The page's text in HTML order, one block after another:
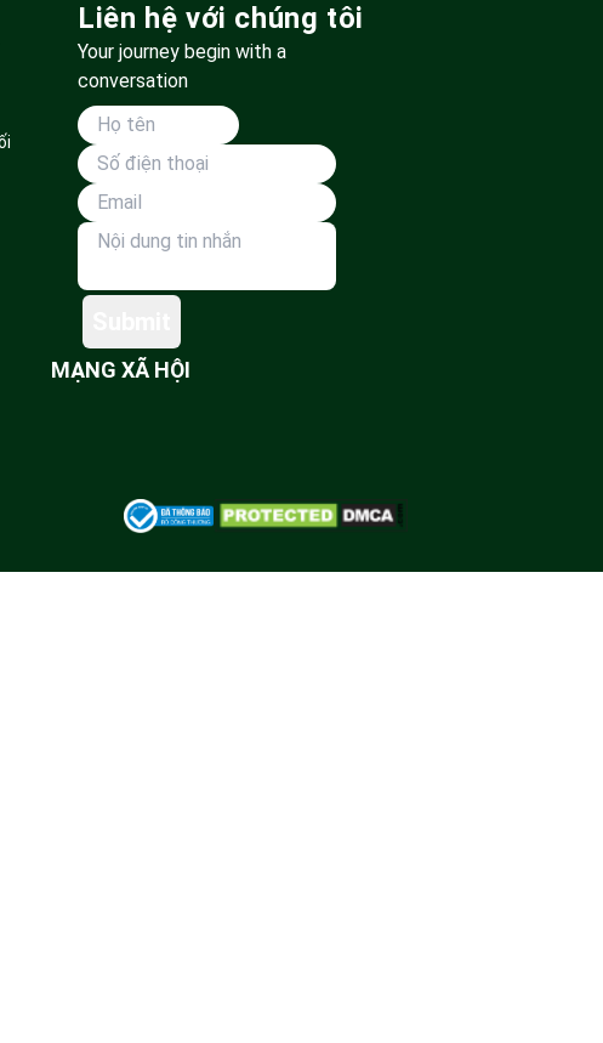
Liên hệ với chúng tôi
Your journey begin with a
conversation
MẠNG XÃ HỘI